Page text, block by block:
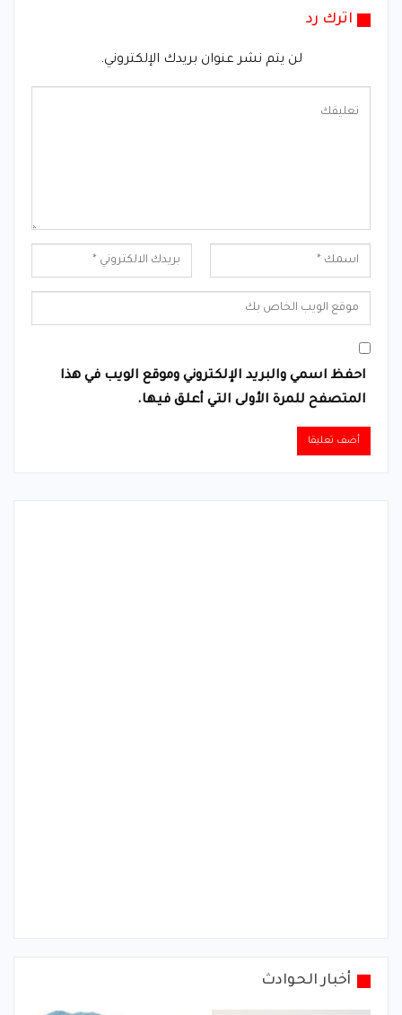
اترك رد
لن يتم نشر عنوان بريدك الإلكتروني.
احفظ اسمي والبريد الإلكتروني وموقع الويب في هذا
المتصفح للمرة الأولى التي أعلق فيها.
أخبار الحوادث